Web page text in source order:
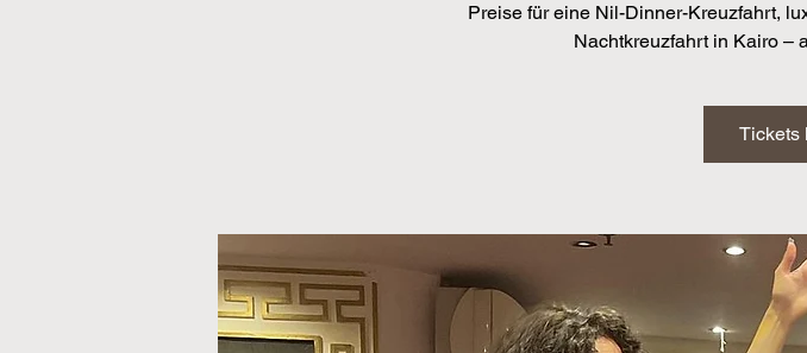
Preise für eine Nil-Dinner-Kreuzfahrt,
Nachtkreuzfahrt in Kairo –
Tickets